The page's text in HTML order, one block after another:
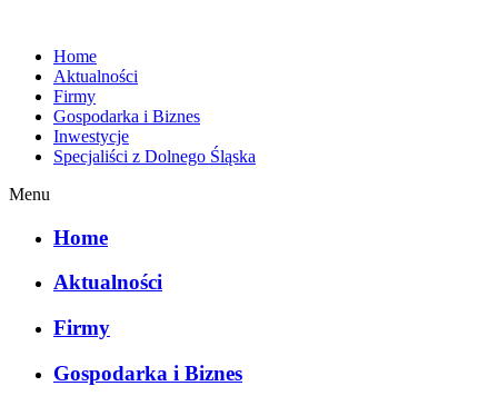
Home
Aktualności
Firmy
Gospodarka i Biznes
Inwestycje
Specjaliści z Dolnego Śląska
Menu
Home
Aktualności
Firmy
Gospodarka i Biznes